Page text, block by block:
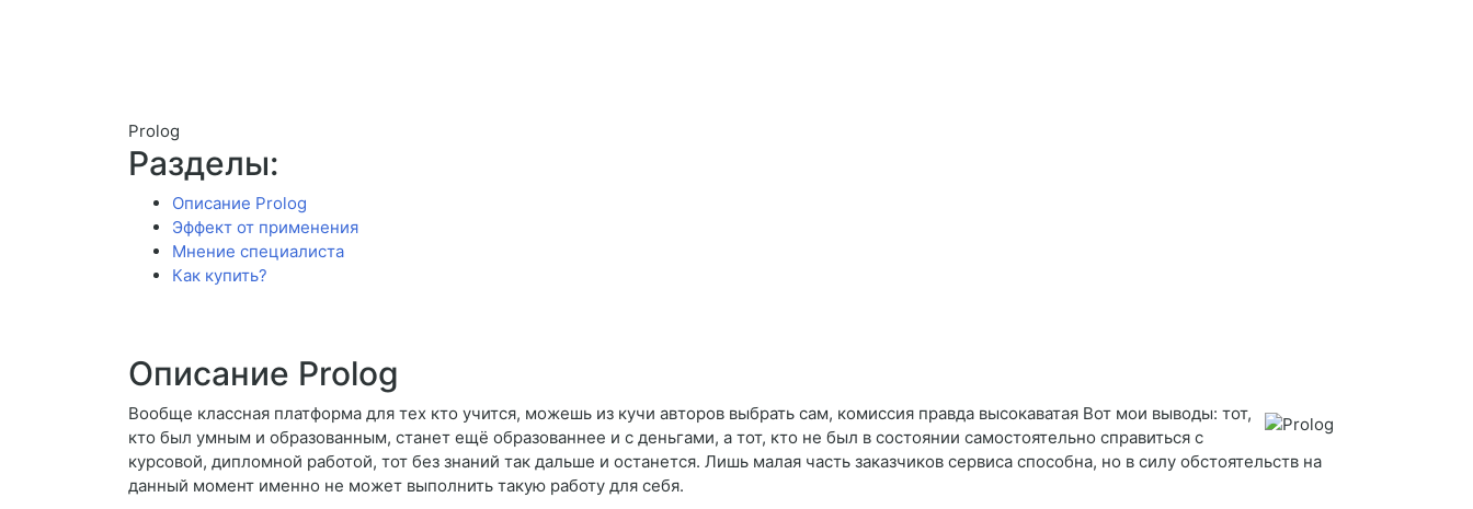
Prolog
Разделы:
Описание Prolog
Эффект от применения
Мнение специалиста
Как купить?
Описание Prolog
Вообще классная платформа для тех кто учится, можешь из кучи авторов выбрать сам, комиссия правда высокаватая Вот мои выводы: тот,
кто был умным и образованным, станет ещё образованнее и с деньгами, а тот, кто не был в состоянии самостоятельно справиться с
курсовой, дипломной работой, тот без знаний так дальше и останется. Лишь малая часть заказчиков сервиса способна, но в силу обстоятельств на
данный момент именно не может выполнить такую работу для себя.